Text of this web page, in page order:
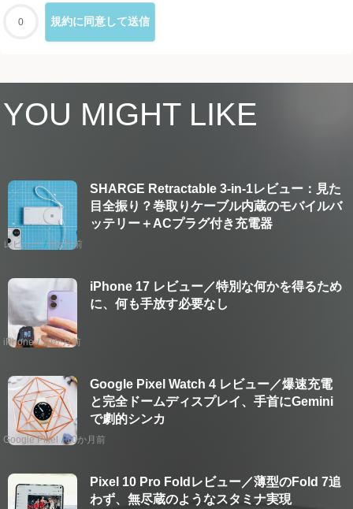
0
YOU MIGHT LIKE
SHARGE Retractable 3-in-1レビュー：見た
目全振り？巻取りケーブル内蔵のモバイルバ
ッテリー＋ACプラグ付き充電器
レビュー 9か月前
iPhone 17 レビュー／特別な何かを得るため
に、何も手放す必要なし
iPhone 10か月前
Google Pixel Watch 4 レビュー／爆速充電
と完全ドームディスプレイ、手首にGemini
で劇的シンカ
Google Pixel 10か月前
Pixel 10 Pro Foldレビュー／薄型のFold 7追
わず、無尽蔵のようなスタミナ実現